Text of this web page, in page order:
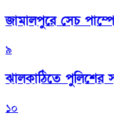
জামালপুরে সেচ
৯
‎ঝালকাঠিতে পুলিশের
১০